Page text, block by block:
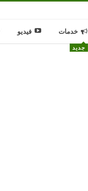
خدمات
جديد
فيديو